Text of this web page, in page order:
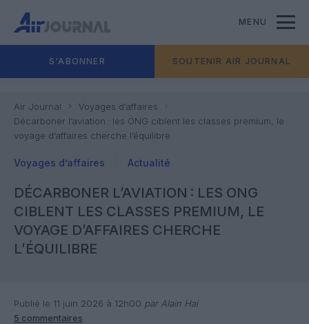
MENU
S'ABONNER SOUTENIR AIR JOURNAL
Air Journal
Voyages d’affaires
Décarboner l’aviation : les ONG ciblent les classes premium, le
voyage d’affaires cherche l’équilibre
Voyages d’affaires Actualité
DÉCARBONER L’AVIATION : LES ONG
CIBLENT LES CLASSES PREMIUM, LE
VOYAGE D’AFFAIRES CHERCHE
L’ÉQUILIBRE
Publié le 11 juin 2026 à 12h00 par Alain Hai
5 commentaires